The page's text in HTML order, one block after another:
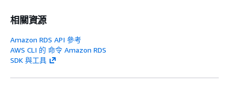
相關資源
Amazon RDS API 參考
AWS CLI 的 命令 Amazon RDS
SDK 與工具